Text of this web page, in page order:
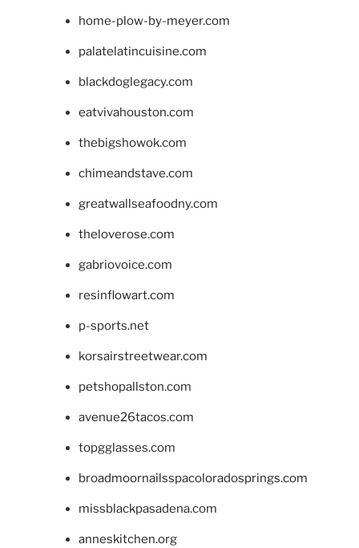
home-plow-by-meyer.com
palatelatincuisine.com
blackdoglegacy.com
eatvivahouston.com
thebigshowok.com
chimeandstave.com
greatwallseafoodny.com
theloverose.com
gabriovoice.com
resinflowart.com
p-sports.net
korsairstreetwear.com
petshopallston.com
avenue26tacos.com
topgglasses.com
broadmoornailsspacoloradosprings.com
missblackpasadena.com
anneskitchen.org